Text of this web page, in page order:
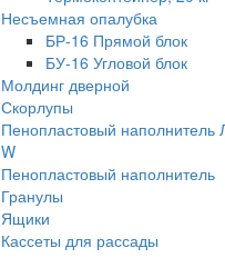
Несъемная опалубка
БР-16 Прямой блок
БУ-16 Угловой блок
Молдинг дверной
Скорлупы
Пенопластовый
W
Пенопластовый наполнитель
Гранулы
Ящики
Кассеты для рассады